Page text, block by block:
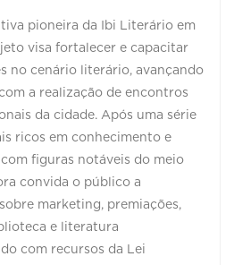
pioneira da Ibi Literário em
visa fortalecer e capacitar
no cenário literário, avançando
a realização de encontros
da cidade. Após uma série
ricos em conhecimento e
figuras notáveis do meio
convida o público a
marketing, premiações,
e literatura
com recursos da Lei